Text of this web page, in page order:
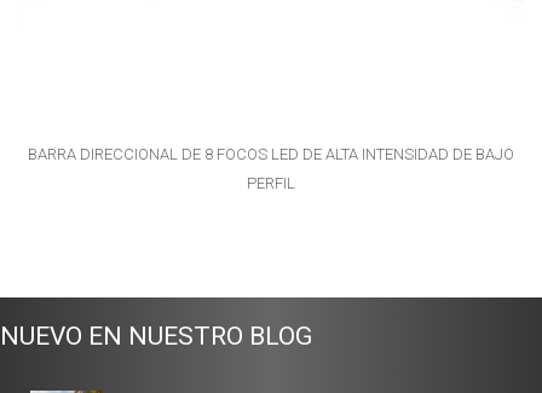
BARRA DIRECCIONAL DE 8 FOCOS LED DE ALTA INTENSIDAD DE BAJO
PERFIL
NUEVO EN NUESTRO BLOG